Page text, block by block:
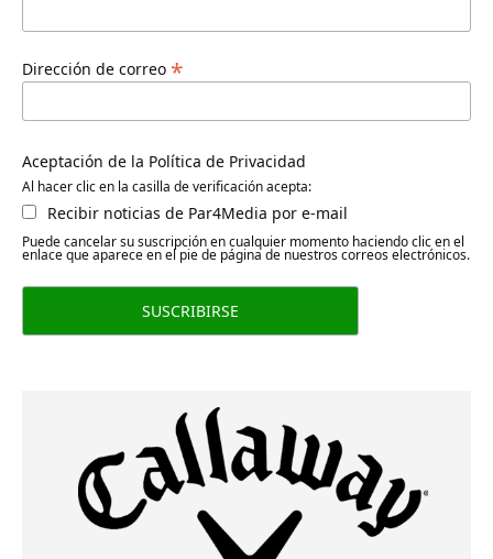
Dirección de correo *
Aceptación de la Política de Privacidad
Al hacer clic en la casilla de verificación acepta:
Recibir noticias de Par4Media por e-mail
Puede cancelar su suscripción en cualquier momento haciendo clic en el
enlace que aparece en el pie de página de nuestros correos electrónicos.